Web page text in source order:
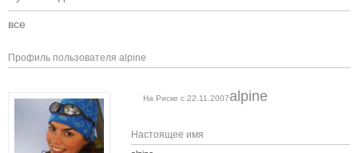
все
Профиль пользователя alpine
alpine
На Риске с 22.11.2007
Настоящее имя